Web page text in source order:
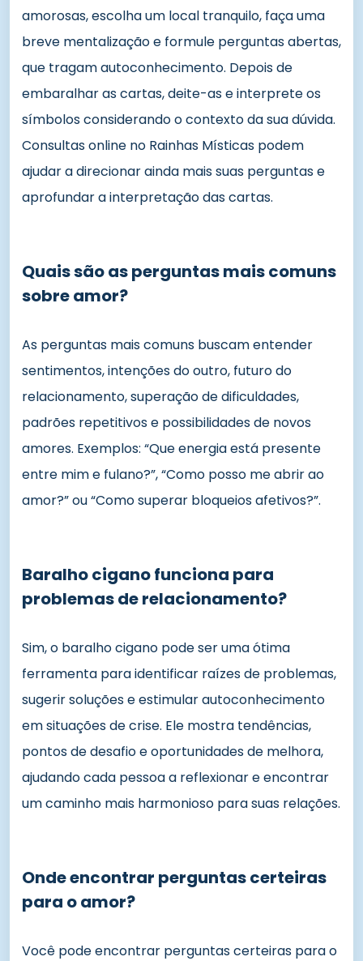
amorosas, escolha um local tranquilo, faça uma
breve mentalização e formule perguntas abertas,
que tragam autoconhecimento. Depois de
embaralhar as cartas, deite-as e interprete os
símbolos considerando o contexto da sua dúvida.
Consultas online no Rainhas Místicas podem
ajudar a direcionar ainda mais suas perguntas e
aprofundar a interpretação das cartas.
Quais são as perguntas mais comuns
sobre amor?
As perguntas mais comuns buscam entender
sentimentos, intenções do outro, futuro do
relacionamento, superação de dificuldades,
padrões repetitivos e possibilidades de novos
amores. Exemplos: “Que energia está presente
entre mim e fulano?”, “Como posso me abrir ao
amor?” ou “Como superar bloqueios afetivos?”.
Baralho cigano funciona para
problemas de relacionamento?
Sim, o baralho cigano pode ser uma ótima
ferramenta para identificar raízes de problemas,
sugerir soluções e estimular autoconhecimento
em situações de crise. Ele mostra tendências,
pontos de desafio e oportunidades de melhora,
ajudando cada pessoa a reflexionar e encontrar
um caminho mais harmonioso para suas relações.
Onde encontrar perguntas certeiras
para o amor?
Você pode encontrar perguntas certeiras para o